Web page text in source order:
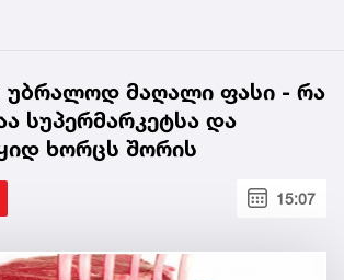
უბრალოდ მაღალი ფასი - რა
სუპერმარკეტსა და
ხორცს შორის
15:07